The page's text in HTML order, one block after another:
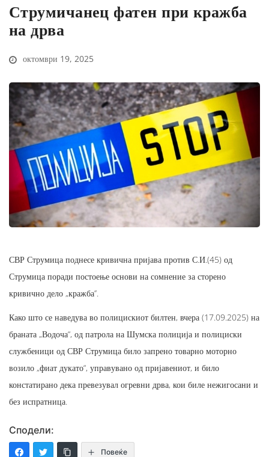
Струмичанец фатен при кражба
на дрва
октомври 19, 2025
СВР Струмица поднесе кривична пријава против С.И.(45) од
Струмица поради постоење основи на сомнение за сторено
кривично дело „кражба’’.
Како што се наведува во полицискиот билтен, вчера (17.09.2025) на
браната „Водоча“, од патрола на Шумска полиција и полициски
службеници од СВР Струмица било запрено товарно моторно
возило „фиат дукато“, управувано од пријавениот, и било
констатирано дека превезувал огревни дрва, кои биле нежигосани и
без испратница.
Сподели:
Повеќе